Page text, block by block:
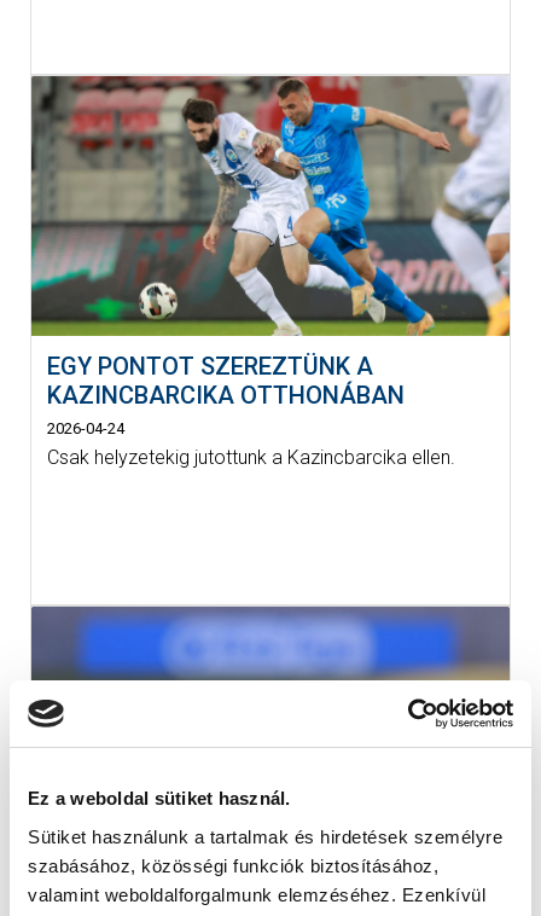
Ez a weboldal sütiket használ.
Sütiket használunk a tartalmak és hirdetések személyre
szabásához, közösségi funkciók biztosításához,
valamint weboldalforgalmunk elemzéséhez. Ezenkívül
EGY PONTOT SZEREZTÜNK A
KAZINCBARCIKA OTTHONÁBAN
2026-04-24
Csak helyzetekig jutottunk a Kazincbarcika ellen.
FIZZ LIGA: ELSŐ KÖRBEN MEGKAPTUK